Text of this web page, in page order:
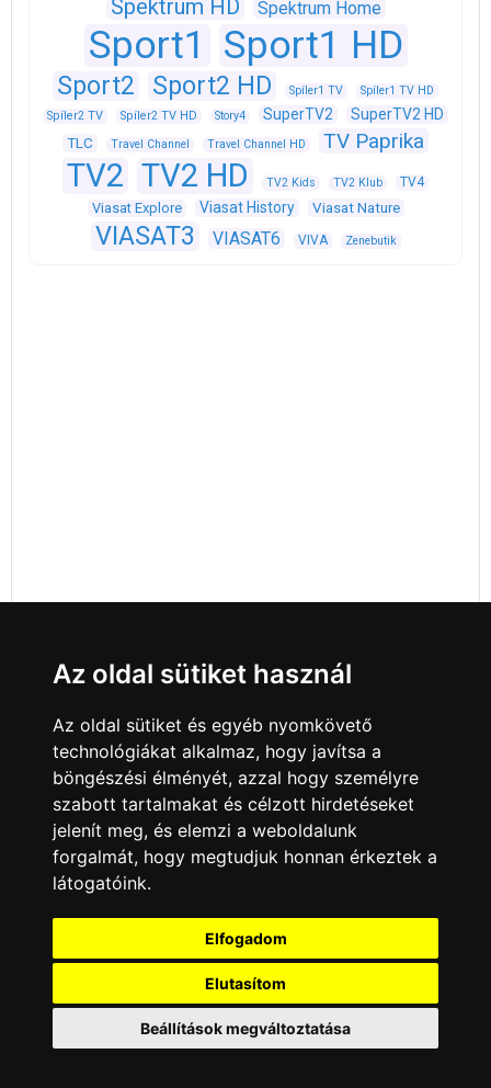
Spektrum HD
Spektrum Home
Sport1 Sport1 HD
Sport2 Sport2 HD Spíler1 TV
Spíler1 TV HD
Spíler2 TV
Spíler2 TV HD Story4 SuperTV2 SuperTV2 HD
TLC Travel Channel Travel Channel HD TV Paprika
TV2 TV2 HD TV2 Kids TV2 Klub TV4
Viasat Explore Viasat History Viasat Nature
VIASAT3 VIASAT6 VIVA Zenebutik
Minden jog fenntartva © 2008 - 2026
A csatornák a műsorváltoztatás jogát
fenntartják! A portál üzemeltetője semmiféle
felelősséget nem vállal a weboldalon
megjelentetett hirdetések tartalmáért, illetve a
hirdetésekhez feltöltött képekért!
Az oldal sütiket használ
Az oldal sütiket és egyéb nyomkövető
technológiákat alkalmaz, hogy javítsa a
böngészési élményét, azzal hogy személyre
szabott tartalmakat és célzott hirdetéseket
jelenít meg, és elemzi a weboldalunk
forgalmát, hogy megtudjuk honnan érkeztek a
látogatóink.
Elfogadom
Elutasítom
Beállítások megváltoztatása